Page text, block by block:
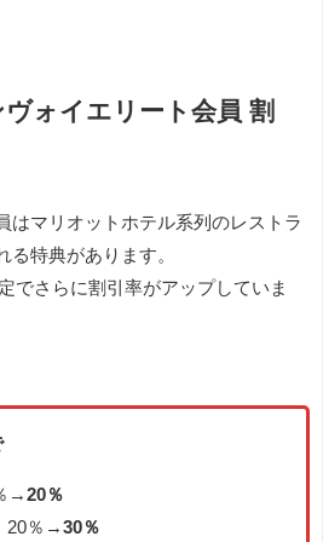
ォイエリート会員 割
はマリオットホテル系列のレストラ
る特典があります。
でさらに割引率がアップしていま
→20％
20％→30％